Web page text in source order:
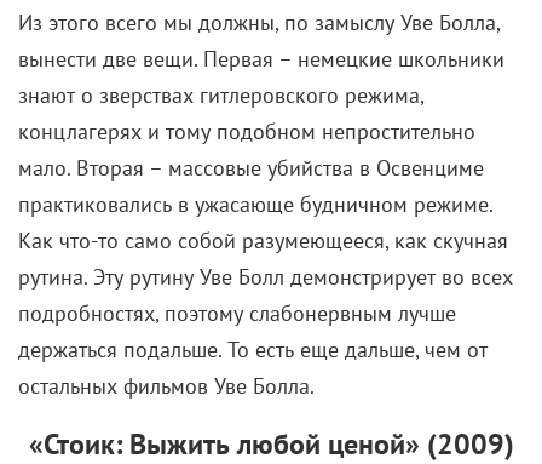
Из этого всего мы должны, по замыслу Уве Болла,
вынести две вещи. Первая – немецкие школьники
знают о зверствах гитлеровского режима,
концлагерях и тому подобном непростительно
мало. Вторая – массовые убийства в Освенциме
практиковались в ужасающе будничном режиме.
Как что-то само собой разумеющееся, как скучная
рутина. Эту рутину Уве Болл демонстрирует во всех
подробностях, поэтому слабонервным лучше
держаться подальше. То есть еще дальше, чем от
остальных фильмов Уве Болла.
«Стоик: Выжить любой ценой» (2009)